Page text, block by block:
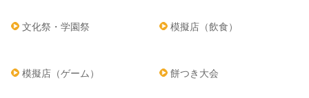
文化祭・学園祭 模擬店（飲食）
模擬店（ゲーム） 餅つき大会